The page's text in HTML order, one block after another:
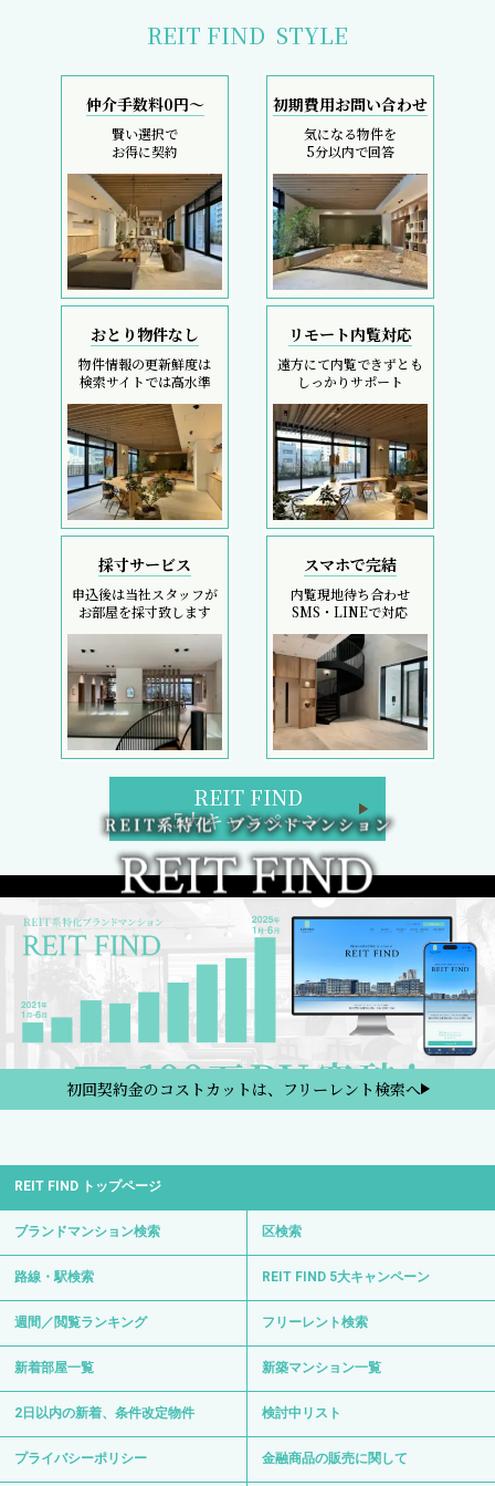
REIT FIND STYLE
仲介手数料0円～
賢い選択で
お得に契約
初期費用お問い合わせ
気になる物件を
5分以内で回答
おとり物件なし
物件情報の更新鮮度は
検索サイトでは高水準
リモート内覧対応
遠方にて内覧できずとも
しっかりサポート
採寸サービス
申込後は当社スタッフが
お部屋を採寸致します
スマホで完結
内覧現地待ち合わせ
SMS・LINEで対応
REIT FIND
5大キャンペーン
初回契約金のコストカットは、フリーレント検索へ
REIT FIND トップページ
ブランドマンション検索 区検索
路線・駅検索 REIT FIND 5大キャンペーン
週間／閲覧ランキング フリーレント検索
新着部屋一覧 新築マンション一覧
2日以内の新着、条件改定物件 検討中リスト
プライバシーポリシー 金融商品の販売に関して